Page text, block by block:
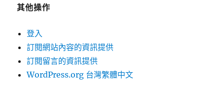
其他操作
登入
訂閱網站內容的資訊提供
訂閱留言的資訊提供
WordPress.org 台灣繁體中文